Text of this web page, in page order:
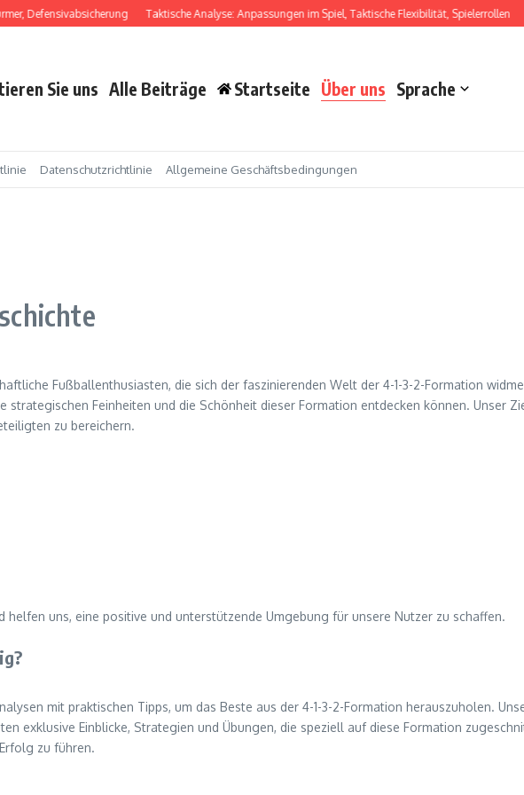
Defensivabsicherung Taktische Analyse: Anpassungen im Spiel, Taktische Flexibilität, Spielerrollen
Sie uns Alle Beiträge Startseite Über uns Sprache
Datenschutzrichtlinie Allgemeine Geschäftsbedingungen
Fußballenthusiasten, die sich der faszinierenden Welt der 4-1-3-2-Formation
strategischen Feinheiten und die Schönheit dieser Formation entdecken können. Unser
zu bereichern.
uns, eine positive und unterstützende Umgebung für unsere Nutzer zu schaffen.
mit praktischen Tipps, um das Beste aus der 4-1-3-2-Formation herauszuholen.
exklusive Einblicke, Strategien und Übungen, die speziell auf diese Formation
zu führen.